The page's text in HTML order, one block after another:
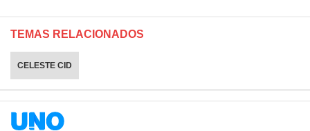
TEMAS RELACIONADOS
CELESTE CID